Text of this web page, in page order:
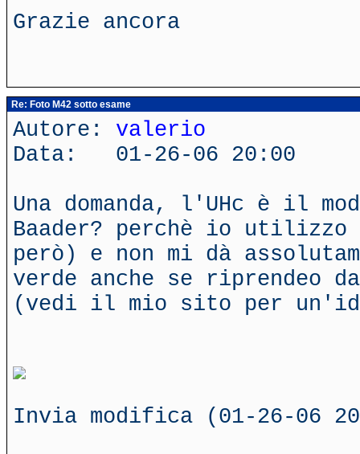
Grazie ancora
Re: Foto M42 sotto esame
Autore: valerio
Data: 01-26-06 20:00
Una domanda, l'UHc è il
Baader? perchè io utilizzo
però) e non mi dà
verde anche se riprendeo
(vedi il mio sito per
Invia modifica (01-26-06